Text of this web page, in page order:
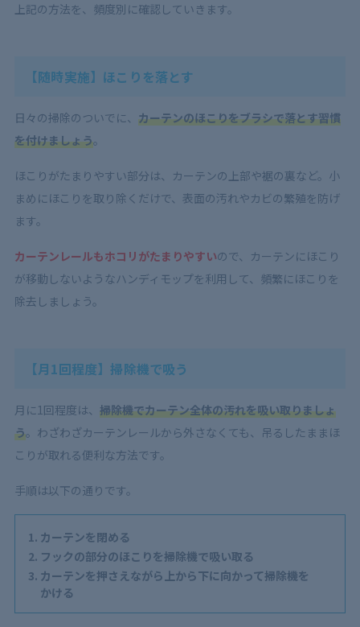
上記の方法を、頻度別に確認していきます。
【随時実施】ほこりを落とす
日々の掃除のついでに、 カーテンのほこりをブラシで落とす習慣
を付けましょう。
ほこりがたまりやすい部分は、 カーテンの上部や裾の裏など。小
まめにほこりを取り除くだけで、表面の汚れやカビの繁殖を防げ
ます。
カーテンレールもホコリがたまりやすいので、カーテンにほこり
が移動しないようなハンディモップを利用して、頻繁にほこりを
除去しましょう。
【月1回程度】掃除機で吸う
月に1回程度は、 掃除機でカーテン全体の汚れを吸い取りましょ
う。わざわざカーテンレールから外さなくても、吊るしたままほ
こりが取れる便利な方法です。
手順は以下の通りです。
カーテンを閉める
フックの部分のほこりを掃除機で吸い取る
カーテンを押さえながら上から下に向かって掃除機を
かける